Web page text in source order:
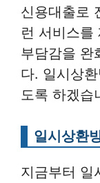
신용대출로
런 서비스를
부담감을 완
다. 일시상
도록 하겠습
일시상환
지금부터 일